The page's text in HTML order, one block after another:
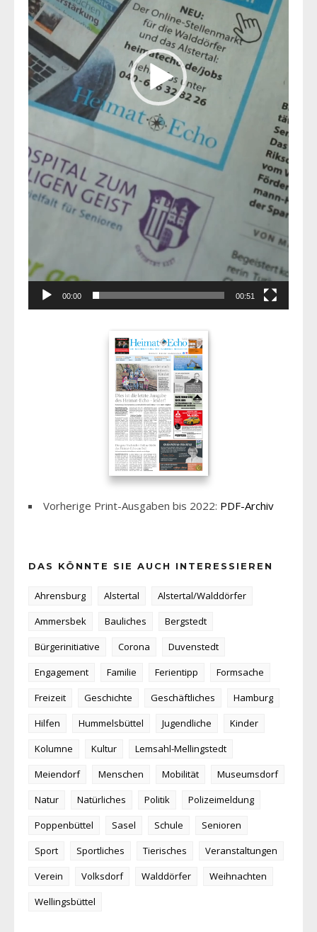
00:00 00:51
Vorherige Print-Ausgaben bis 2022: PDF-Archiv
DAS KÖNNTE SIE AUCH INTERESSIEREN
Ahrensburg Alstertal
Alstertal/Walddörfer
Ammersbek
Bauliches
Bergstedt
Bürgerinitiative
Corona
Duvenstedt
Engagement
Familie Ferientipp
Formsache
Freizeit
Geschichte Geschäftliches
Hamburg
Hilfen
Hummelsbüttel Jugendliche
Kinder
Kolumne
Kultur
Lemsahl-Mellingstedt
Meiendorf
Menschen Mobilität
Museumsdorf
Natur
Natürliches Politik
Polizeimeldung
Poppenbüttel
Sasel Schule
Senioren
Sport
Sportliches Tierisches
Veranstaltungen
Verein
Volksdorf Walddörfer
Weihnachten
Wellingsbüttel